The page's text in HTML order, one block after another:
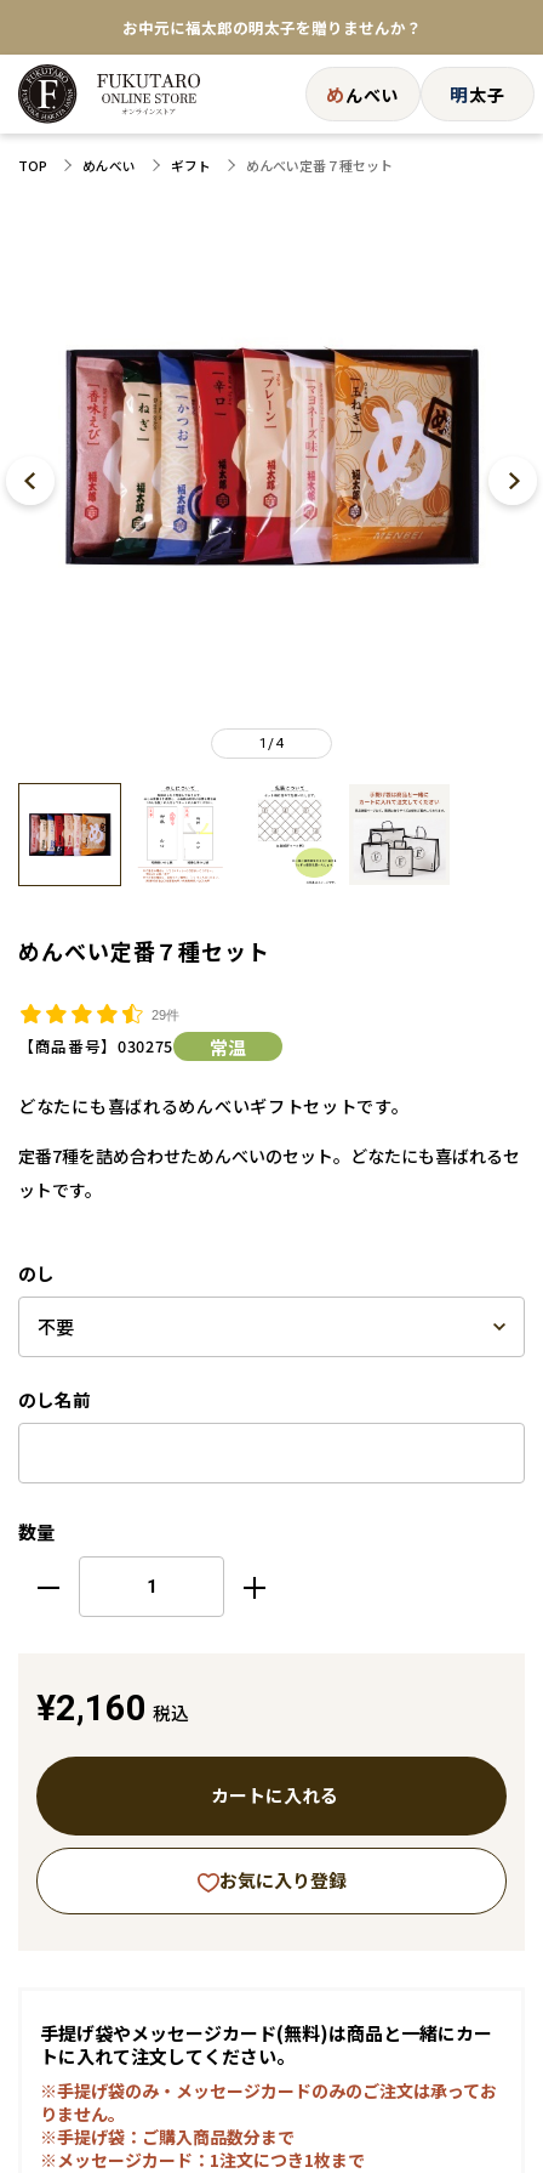
お中元に福太郎の明太子を贈りませんか？
★めんべい25周年記念商品が登場★
【色々な味を試したい方へ】ポストイン！めんべい
めんべい 明太子
TOP めんべい ギフト めんべい定番７種セット
1 /4
めんべい定番７種セット
29件
【商品番号】 030275 常温
どなたにも喜ばれるめんべいギフトセットです。
定番7種を詰め合わせためんべいのセット。どなたにも喜ばれるセ
ットです。
のし
のし名前
数量
¥2,160 税込
カートに入れる
お気に入り登録
手提げ袋やメッセージカード(無料)は商品と一緒にカー
トに入れて注文してください。
※手提げ袋のみ・メッセージカードのみのご注文は承ってお
りません。
※手提げ袋：ご購入商品数分まで
※メッセージカード：1注文につき1枚まで